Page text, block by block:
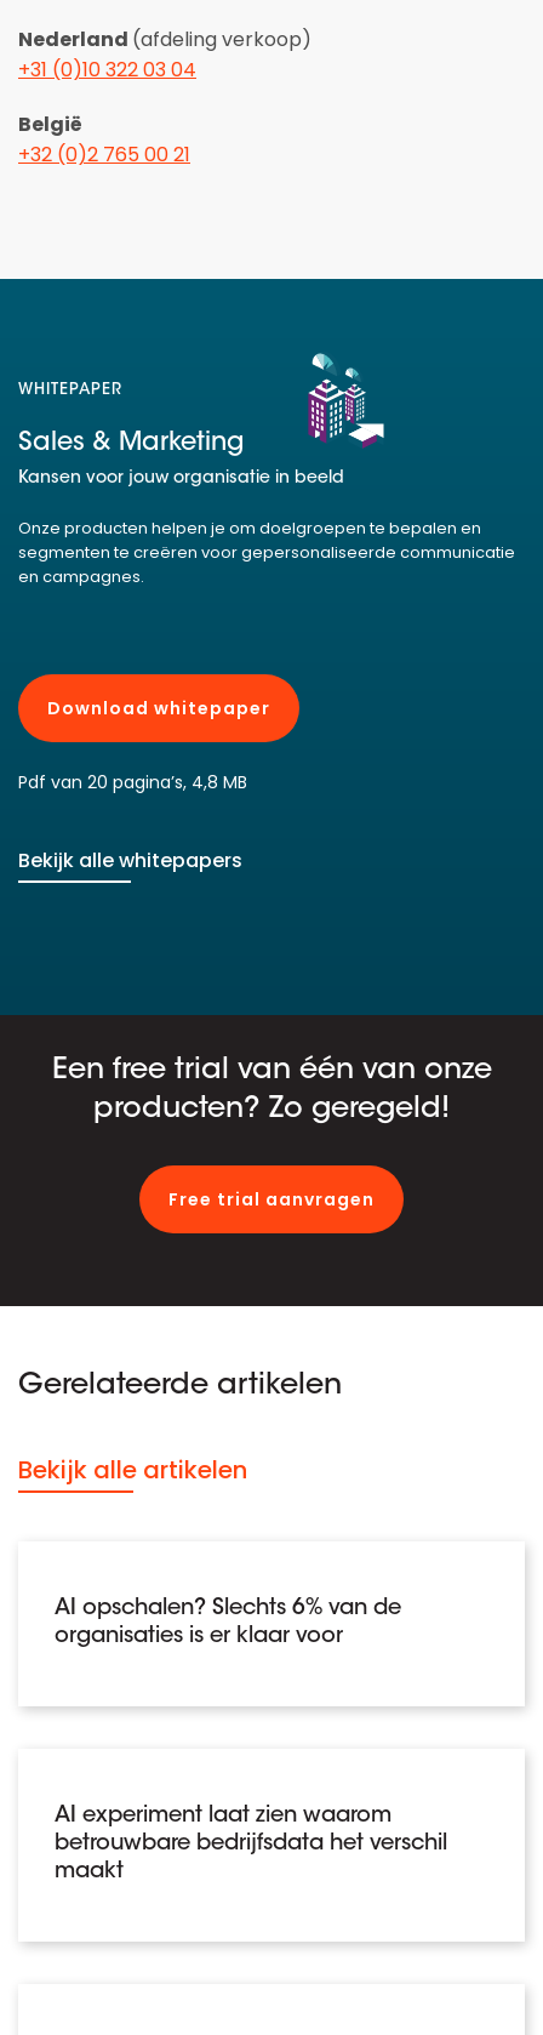
Nederland (afdeling verkoop)
+31 (0)10 322 03 04
België
+32 (0)2 765 00 21
WHITEPAPER
Sales & Marketing
Kansen voor jouw organisatie in beeld
Onze producten helpen je om doelgroepen te bepalen en
segmenten te creëren voor gepersonaliseerde communicatie
en campagnes.
Download whitepaper
Pdf van 20 pagina’s, 4,8 MB
Bekijk alle whitepapers
Een free trial van één van onze
producten? Zo geregeld!
Free trial aanvragen
Gerelateerde artikelen
Bekijk alle artikelen
AI opschalen? Slechts 6% van de
organisaties is er klaar voor
AI experiment laat zien waarom
betrouwbare bedrijfsdata het verschil
maakt